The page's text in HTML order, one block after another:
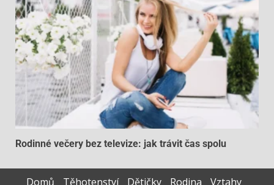
Rodinné večery bez televize: jak trávit čas spolu
Domů Těhotenství Dětičky Rodina Vztahy